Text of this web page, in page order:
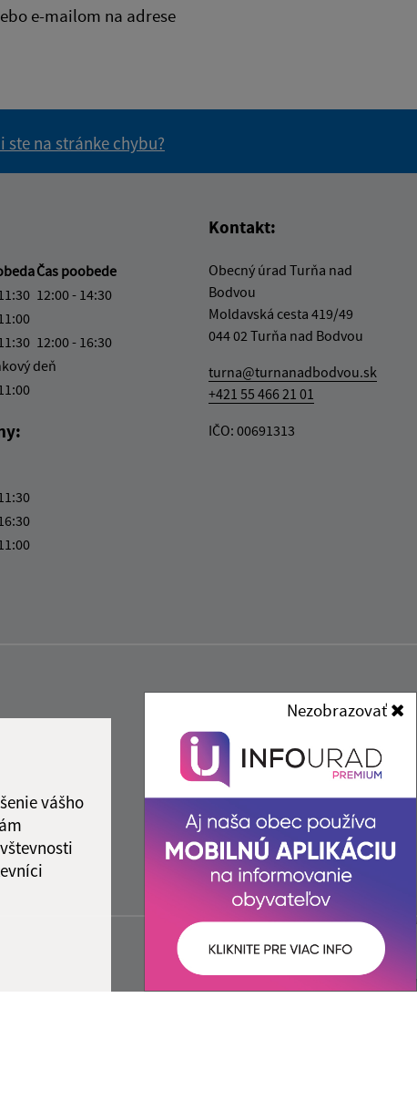
vášho
Nezobrazovať
e-mailom na adrese
ste na stránke chybu?
Čas poobede
12:00 - 14:30
12:00 - 16:30
deň
Kontakt:
Obecný úrad Turňa nad
Bodvou
Moldavská cesta 419/49
044 02 Turňa nad Bodvou
turna@turnanadbodvou.sk
+421 55 466 21 01
IČO: 00691313
Správca obsahu: